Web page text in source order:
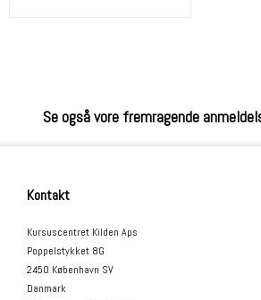
Se også vore fremragende
Kontakt
Kursuscentret Kilden Aps
Poppelstykket 8G
2450 København SV
Danmark